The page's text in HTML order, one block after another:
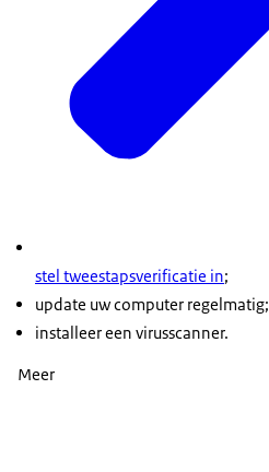
stel tweestapsverificatie in;
update uw computer regelmatig;
installeer een virusscanner.
Meer